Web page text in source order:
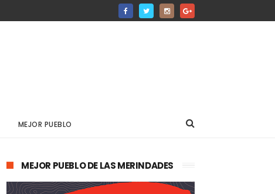
MEJOR PUEBLO
MEJOR PUEBLO DE LAS MERINDADES